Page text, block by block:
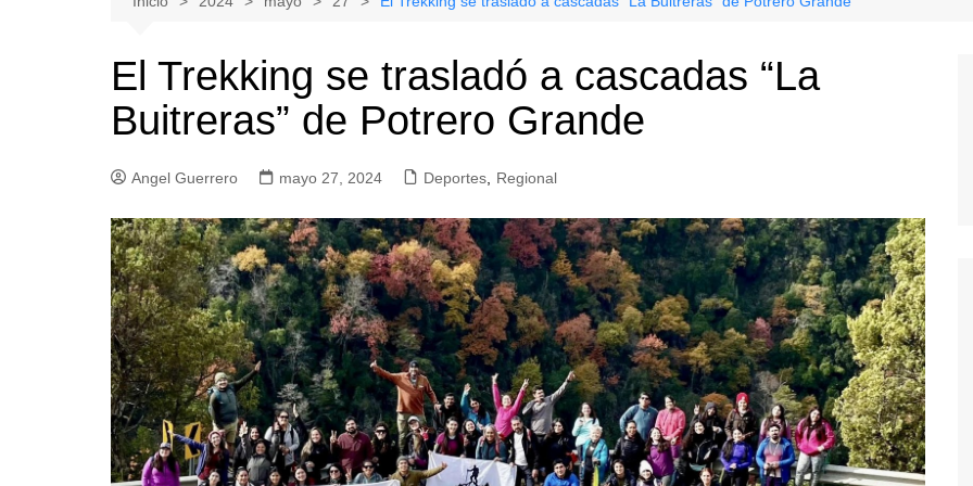
Tenis
Gimnasia
Licantén
Rauco
Sagrada Familia
Teno
Vichuquén
El Trekking se trasladó a cascadas “La
Buitreras” de Potrero Grande
Angel Guerrero mayo 27, 2024 Deportes, Regional